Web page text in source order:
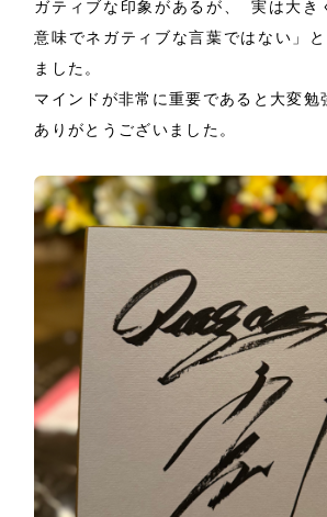
ガティブな印象があるが、 実は大き
意味でネガティブな言葉ではない」
ました。
マインドが非常に重要であると大変勉
ありがとうございました。